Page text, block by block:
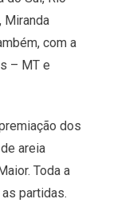
Miranda
com a
– MT e
dos
areia
Toda a
partidas.